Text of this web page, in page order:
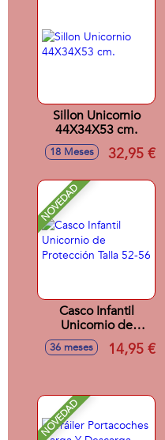
Sillon Unicornio
44X34X53 cm.
18 Meses 32,95 €
NOVEDAD
Casco Infantil
Unicornio de
Protección Talla 52-
56
36 meses 14,95 €
NOVEDAD